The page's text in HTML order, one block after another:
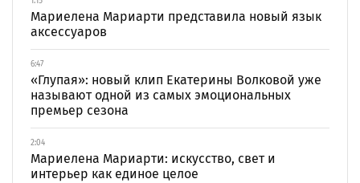
Мариелена Мариарти представила новый язык
аксессуаров
6:47
«Глупая»: новый клип Екатерины Волковой уже
называют одной из самых эмоциональных
премьер сезона
2:04
Мариелена Мариарти: искусство, свет и
интерьер как единое целое